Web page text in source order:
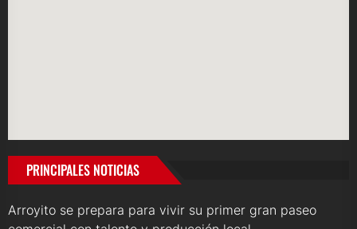
PRINCIPALES NOTICIAS
Arroyito se prepara para vivir su primer gran paseo